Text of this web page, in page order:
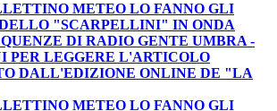
METEO LO FANNO GLI
"SCARPELLINI" IN ONDA
DI RADIO GENTE UMBRA -
PER LEGGERE L'ARTICOLO
DALL'EDIZIONE ONLINE DE "LA
METEO LO FANNO GLI